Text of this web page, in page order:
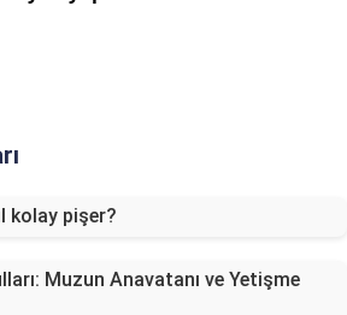
kolay pişer?
Muzun Anavatanı ve Yetişme